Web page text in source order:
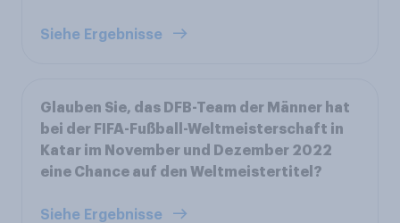
Siehe Ergebnisse
Glauben Sie, das DFB-Team der Männer hat
bei der FIFA-Fußball-Weltmeisterschaft in
Katar im November und Dezember 2022
eine Chance auf den Weltmeistertitel?
Siehe Ergebnisse